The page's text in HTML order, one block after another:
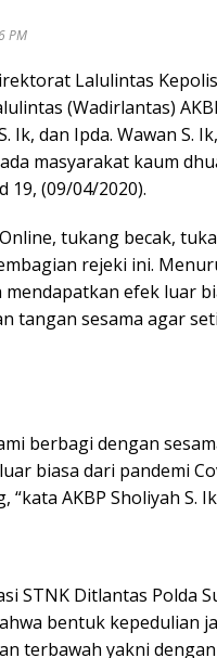
PM
Lalulintas
(Wadirlantas)
Ik, dan Ipda. Wawan S.
masyarakat kaum
19, (09/04/2020).
tukang becak,
rejeki ini.
efek luar
tangan sesama agar
berbagi dengan
biasa dari pandemi
AKBP Sholiyah S.
STNK Ditlantas Polda
bentuk kepedulian
terbawah yakni